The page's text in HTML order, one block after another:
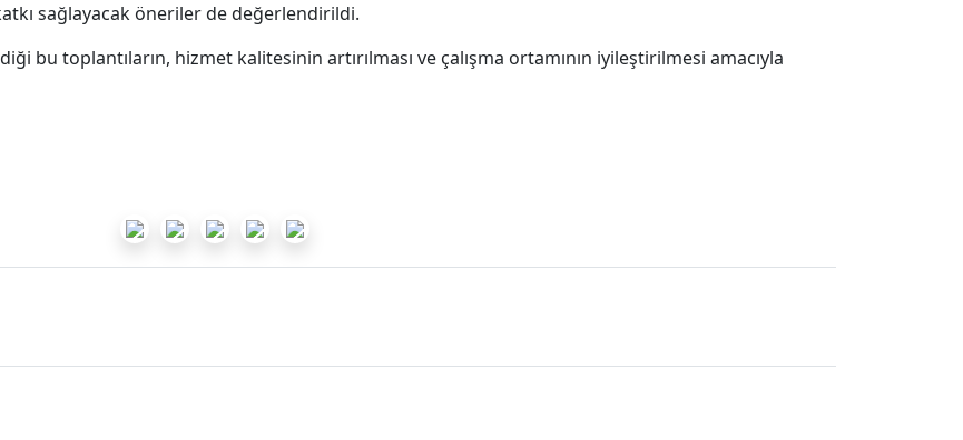
sağlayacak öneriler de değerlendirildi.
bu toplantıların, hizmet kalitesinin artırılması ve çalışma ortamının iyileştirilmesi amacıyla